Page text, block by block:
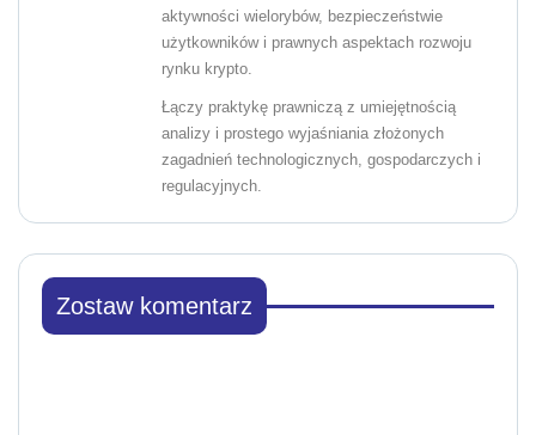
aktywności wielorybów, bezpieczeństwie
użytkowników i prawnych aspektach rozwoju
rynku krypto.
Łączy praktykę prawniczą z umiejętnością
analizy i prostego wyjaśniania złożonych
zagadnień technologicznych, gospodarczych i
regulacyjnych.
Zostaw komentarz